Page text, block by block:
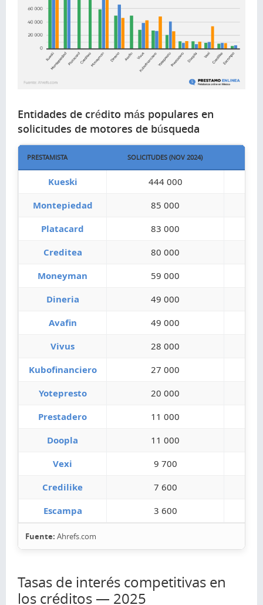
Entidades de crédito más populares en
solicitudes de motores de búsqueda
PRESTAMISTA SOLICITUDES (NOV 2024)
Kueski
444 000
Montepiedad
85 000
Platacard
83 000
Creditea
80 000
Moneyman
59 000
Dineria
49 000
Avafin
49 000
Vivus
28 000
Kubofinanciero
27 000
Yotepresto
20 000
Prestadero
11 000
Doopla
11 000
Vexi
9 700
Credilike
7 600
Escampa
3 600
Fuente: Ahrefs.com
Tasas de interés competitivas en
los créditos — 2025